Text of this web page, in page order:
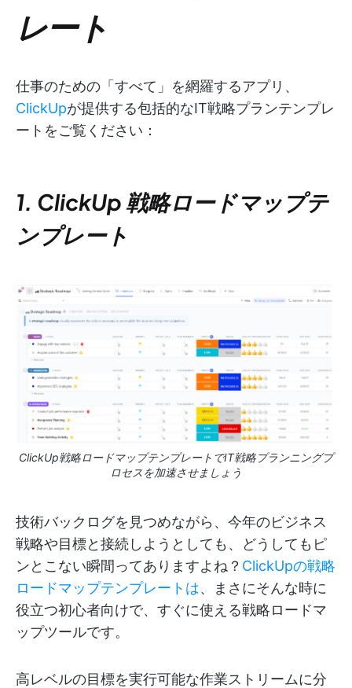
レート
仕事のための「すべて」を網羅するアプリ、
ClickUpが提供する包括的なIT戦略プランテンプレ
ートをご覧ください：
1. ClickUp 戦略ロードマップテ
ンプレート
ClickUp戦略ロードマップテンプレートでIT戦略プランニングプ
ロセスを加速させましょう
技術バックログを見つめながら、今年のビジネス
戦略や目標と接続しようとしても、どうしてもピ
ンとこない瞬間ってありますよね？ ClickUpの戦略
ロードマップテンプレートは、まさにそんな時に
役立つ初心者向けで、すぐに使える戦略ロードマ
ップツールです。
高レベルの目標を実行可能な作業ストリームに分